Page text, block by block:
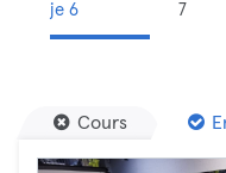
je 6
7
Cours